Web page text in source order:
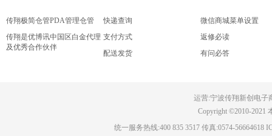
传翔极简仓管PDA管理仓管
传翔是优博讯中国区白金代理
及优秀合作伙伴
快递查询
支付方式
配送发货
微信商城菜单设置
返修必读
有问必答
运营:宁波传翔新创电子
Copyright ©2010-2021
统一服务热线:400 835 3517 传真:0574-56664618